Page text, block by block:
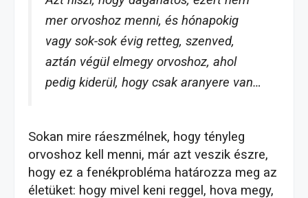
mer orvoshoz menni, és hónapokig
vagy sok-sok évig retteg, szenved,
aztán végül elmegy orvoshoz, ahol
pedig kiderül, hogy csak aranyere van…
Sokan mire ráeszmélnek, hogy tényleg
orvoshoz kell menni, már azt veszik észre,
hogy ez a fenékprobléma határozza meg az
életüket: hogy mivel keni reggel, hova megy,